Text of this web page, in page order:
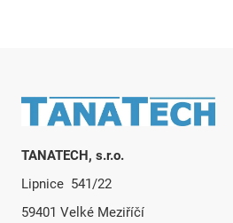
Zápatí
TANATECH, s.r.o.
Lipnice 541/22
59401 Velké Meziříčí